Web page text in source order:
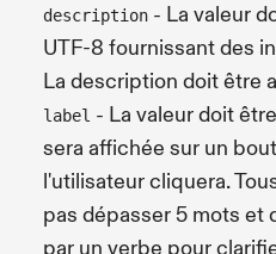
description - La valeur
UTF-8 fournissant des
La description doit être
label - La valeur doit
sera affichée sur un
l'utilisateur cliquera.
pas dépasser 5 mots et